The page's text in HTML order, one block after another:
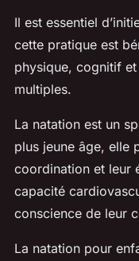
Il est essentiel
cette pratique est
physique, cognitif
multiples.
La natation est un
plus jeune âge, elle
coordination et leur
capacité
conscience de leur
La natation pour